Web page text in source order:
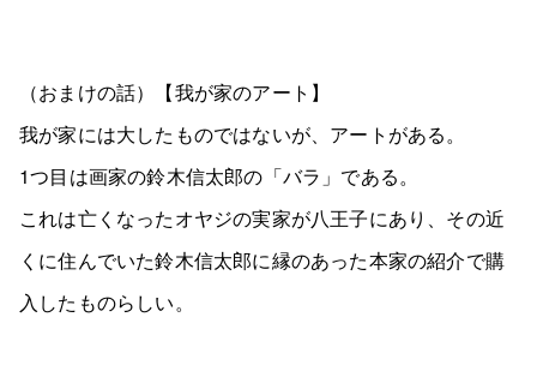
（おまけの話）【我が家のアート】
我が家には大したものではないが、アートがある。
1つ目は画家の鈴木信太郎の「バラ」である。
これは亡くなったオヤジの実家が八王子にあり、その近
くに住んでいた鈴木信太郎に縁のあった本家の紹介で購
入したものらしい。